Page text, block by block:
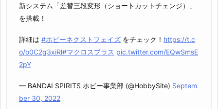
新システム「差替三段変形（ショートカットチェンジ）」
を搭載！
詳細は #ホビーネクストフェイズ をチェック！ https://t.c
o/o0C2g3xiRl#マクロスプラス pic.twitter.com/EQwSmsE
2pY
— BANDAI SPIRITS ホビー事業部 (@HobbySite) Septem
ber 30, 2022